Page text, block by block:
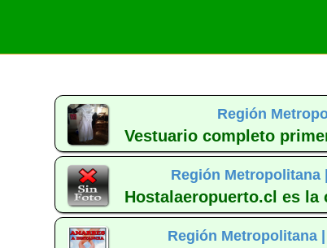
Región
Vestuario completo
Región Metropolitana |
Hostalaeropuerto.cl es la
Región Metropolitana |